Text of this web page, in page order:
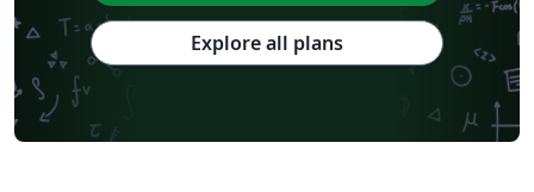
Explore all plans